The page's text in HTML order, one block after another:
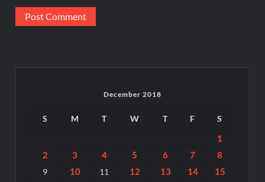
December 2018
S M T W T F S
1
2
3 4 5 6 7 8
9 10 11 12 13 14
15